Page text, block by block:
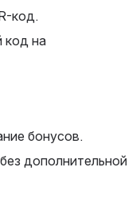
код.
код на
бонусов.
дополнительной